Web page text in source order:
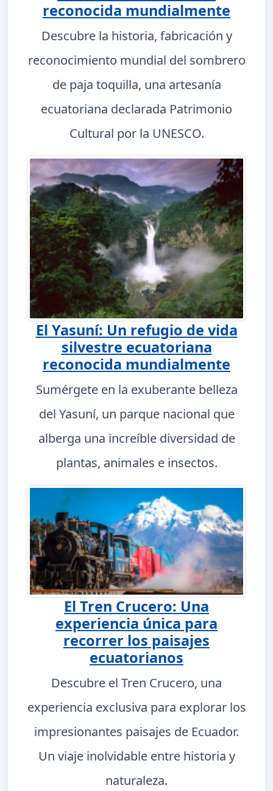
reconocida mundialmente
Descubre la historia, fabricación y
reconocimiento mundial del sombrero
de paja toquilla, una artesanía
ecuatoriana declarada Patrimonio
Cultural por la UNESCO.
El Yasuní: Un refugio de vida
silvestre ecuatoriana
reconocida mundialmente
Sumérgete en la exuberante belleza
del Yasuní, un parque nacional que
alberga una increíble diversidad de
plantas, animales e insectos.
El Tren Crucero: Una
experiencia única para
recorrer los paisajes
ecuatorianos
Descubre el Tren Crucero, una
experiencia exclusiva para explorar los
impresionantes paisajes de Ecuador.
Un viaje inolvidable entre historia y
naturaleza.